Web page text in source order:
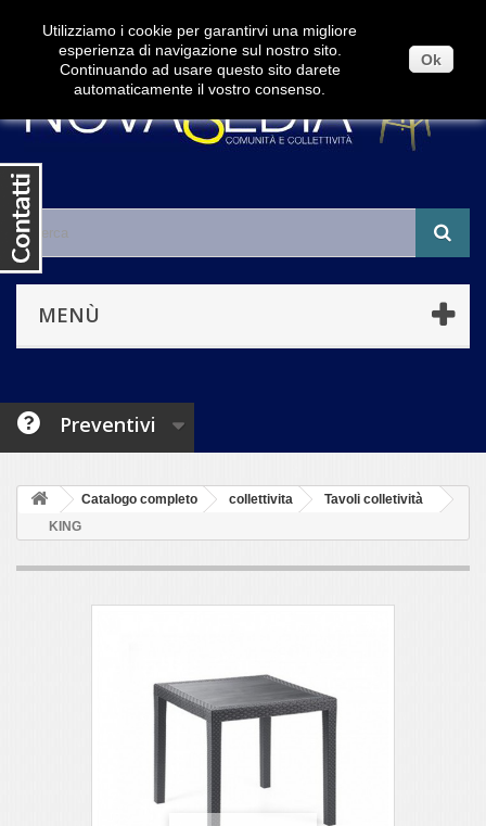
MENÙ
Preventivi
Catalogo completo collettivita
Tavoli colletività
KING
Utilizziamo i cookie per garantirvi una migliore
esperienza di navigazione sul nostro sito.
Continuando ad usare questo sito darete
automaticamente il vostro consenso.
Ok